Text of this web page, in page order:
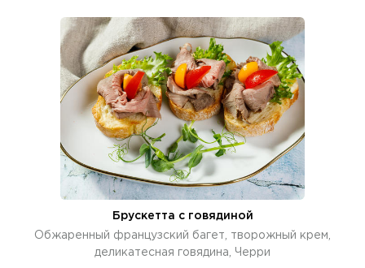
Брускетта с говядиной
Обжаренный французский багет, творожный крем,
деликатесная говядина, Черри